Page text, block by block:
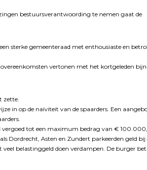
bestuursverantwoording te nemen gaat de
sterke gemeenteraad met enthousiaste en
vertonen met het kortgeleden
zette.
in op de naïviteit van de spaarders. Een
vergoed tot een maximum bedrag van €
Dordrecht, Asten en Zundert parkeerden geld bij
veel belastinggeld doen verdampen. De burger